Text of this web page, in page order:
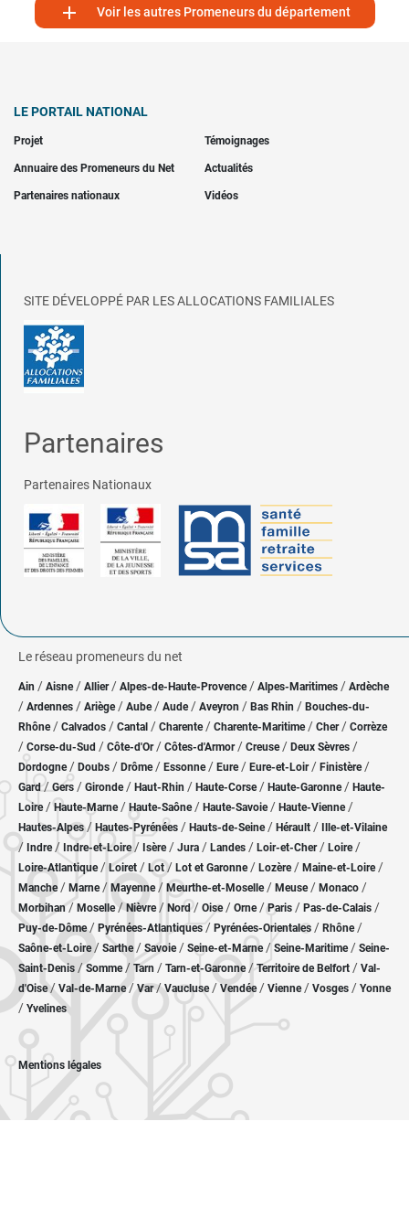
 Voir les autres Promeneurs du département
LE PORTAIL NATIONAL
Projet Témoignages
Annuaire des Promeneurs du Net Actualités
Partenaires nationaux Vidéos
SITE DÉVELOPPÉ PAR LES ALLOCATIONS FAMILIALES
Partenaires
Partenaires Nationaux
Le réseau promeneurs du net
Ain / Aisne/ Allier/ Alpes-de-Haute-Provence / Alpes-Maritimes / Ardèche
/ Ardennes / Ariège/ Aube/ Aude / Aveyron / Bas Rhin / Bouches-du-
Rhône/ Calvados / Cantal / Charente / Charente-Maritime/ Cher / Corrèze
/ Corse-du-Sud / Côte-d'Or / Côtes-d'Armor/ Creuse/ Deux Sèvres /
Dordogne/ Doubs / Drôme/ Essonne / Eure/ Eure-et-Loir / Finistère/
Gard/Gers / Gironde/ Haut-Rhin / Haute-Corse/ Haute-Garonne/ Haute-
Loire/Haute-Marne/ Haute-Saône/ Haute-Savoie/ Haute-Vienne/
Hautes-Alpes/ Hautes-Pyrénées / Hauts-de-Seine/ Hérault / Ille-et-Vilaine
/ Indre/ Indre-et-Loire/ Isère/ Jura / Landes / Loir-et-Cher/ Loire/
Loire-Atlantique/ Loiret / Lot/ Lot et Garonne/ Lozère / Maine-et-Loire/
Manche/ Marne/ Mayenne/ Meurthe-et-Moselle/ Meuse/ Monaco /
Morbihan/ Moselle/ Nièvre / Nord/ Oise / Orne/Paris / Pas-de-Calais /
Puy-de-Dôme/ Pyrénées-Atlantiques / Pyrénées-Orientales / Rhône/
Saône-et-Loire/ Sarthe/ Savoie/ Seine-et-Marne/ Seine-Maritime/ Seine-
Saint-Denis /Somme/ Tarn / Tarn-et-Garonne/Territoire de Belfort / Val-
d'Oise/ Val-de-Marne/Var/Vaucluse/ Vendée/ Vienne/ Vosges / Yonne
/ Yvelines
Mentions légales